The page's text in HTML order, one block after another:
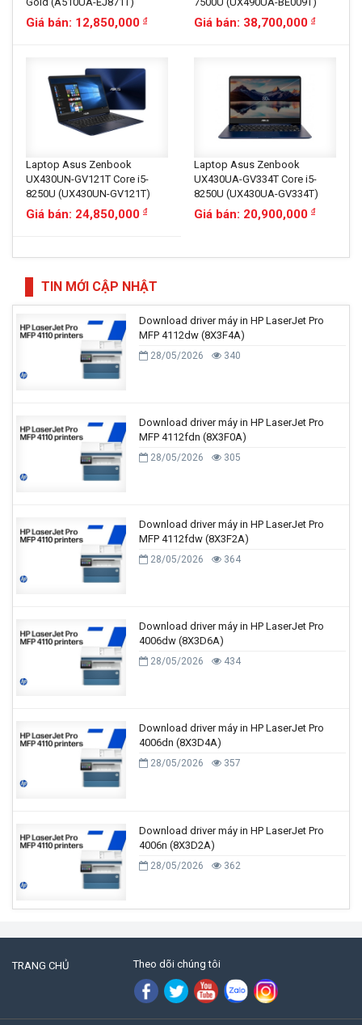
Giá bán: 12,850,000 đ Giá bán: 38,700,000 đ
Laptop Asus Zenbook
UX430UN-GV121T Core i5-
8250U (UX430UN-GV121T)
Giá bán: 24,850,000 đ
Laptop Asus Zenbook
UX430UA-GV334T Core i5-
8250U (UX430UA-GV334T)
Giá bán: 20,900,000 đ
TIN MỚI CẬP NHẬT
Download driver máy in HP LaserJet Pro
MFP 4112dw (8X3F4A)
28/05/2026 340
Download driver máy in HP LaserJet Pro
MFP 4112fdn (8X3F0A)
28/05/2026 305
Download driver máy in HP LaserJet Pro
MFP 4112fdw (8X3F2A)
28/05/2026 364
Download driver máy in HP LaserJet Pro
4006dw (8X3D6A)
28/05/2026 434
Download driver máy in HP LaserJet Pro
4006dn (8X3D4A)
28/05/2026 357
Download driver máy in HP LaserJet Pro
4006n (8X3D2A)
28/05/2026 362
TRANG CHỦ Theo dõi chúng tôi